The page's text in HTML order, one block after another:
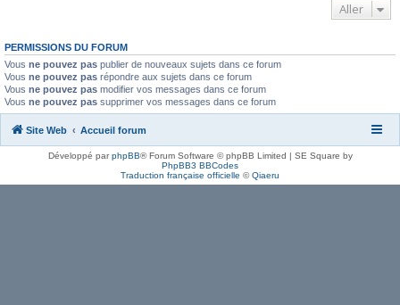
Aller
PERMISSIONS DU FORUM
Vous ne pouvez pas publier de nouveaux sujets dans ce forum
Vous ne pouvez pas répondre aux sujets dans ce forum
Vous ne pouvez pas modifier vos messages dans ce forum
Vous ne pouvez pas supprimer vos messages dans ce forum
Site Web Accueil forum
Développé parphpBB® Forum Software © phpBB Limited | SE Square by
PhpBB3 BBCodes
Traduction française officielle ©Qiaeru